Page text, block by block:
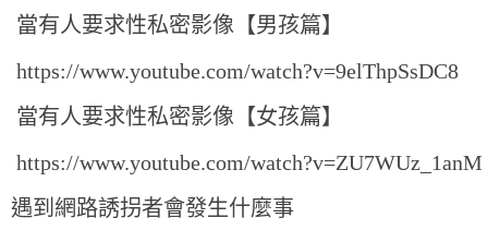
當有人要求性私密影像【男孩篇】
https://www.youtube.com/watch?v=9elThpSsDC8
當有人要求性私密影像【女孩篇】
https://www.youtube.com/watch?v=ZU7WUz_1anM
遇到網路誘拐者會發生什麼事